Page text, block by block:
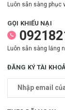
Luôn sẵn sàng phục
GỌI KHIẾU NẠI
Luôn sẵn sàng lắng
ĐĂNG KÝ TÀI